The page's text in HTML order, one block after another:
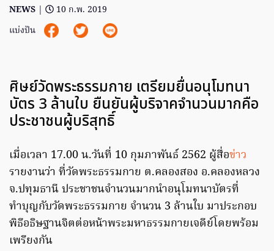
NEWS |
10 ก.พ. 2019
แบ่งปัน
ศิษย์วัดพระธรรมกาย เตรียมยื่นอนุโมทนา
บัตร 3 ล้านใบ ยืนยันผู้บริจาคจำนวนมากคือ
ประชาชนผู้บริสุทธิ์
เมื่อเวลา 17.00 น.วันที่ 10 กุมภาพันธ์ 2562 ผู้สื่อข่าว
รายงานว่า ที่วัดพระธรรมกาย ต.คลองสอง อ.คลองหลวง
จ.ปทุมธานี ประชาชนจำนวนมากนำอนุโมทนาบัตรที่
ทำบุญกับวัดพระธรรมกาย จำนวน 3 ล้านใบ มาประกอบ
พิธีอธิษฐานจิตต่อหน้าพระมหาธรรมกายเจดีย์โดยพร้อม
เพรียงกัน